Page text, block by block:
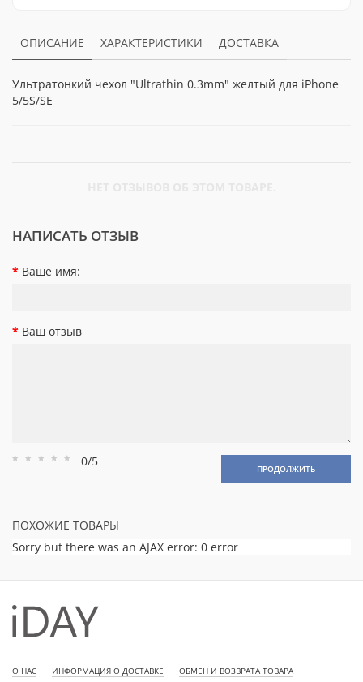
ОПИСАНИЕ ХАРАКТЕРИСТИКИ ДОСТАВКА
Ультратонкий чехол "Ultrathin 0.3mm" желтый для iPhone
5/5S/SE
НАПИСАТЬ ОТЗЫВ
Ваше имя:
Ваш отзыв
Рейтинг
Рейтинг
Рейтинг
Рейтинг
Рейтинг
0/5 ПРОДОЛЖИТЬ
ПОХОЖИЕ ТОВАРЫ
Sorry but there was an AJAX error: 0 error
О НАС ИНФОРМАЦИЯ О ДОСТАВКЕ ОБМЕН И ВОЗВРАТА ТОВАРА